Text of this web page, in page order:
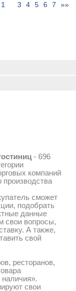
1 |3 |4 |5 |6 7 |»»
- 696
компаний
производства
сможет
подобрать
данные
свои вопросы,
А также,
свой
ресторанов,
наличия».
свои